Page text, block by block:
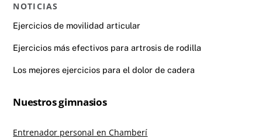
NOTICIAS
Ejercicios de movilidad articular
Ejercicios más efectivos para artrosis de rodilla
Los mejores ejercicios para el dolor de cadera
Nuestros gimnasios
Entrenador personal en Chamberí